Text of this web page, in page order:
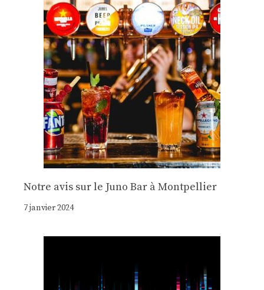
Notre avis sur le Juno Bar à Montpellier
7 janvier 2024